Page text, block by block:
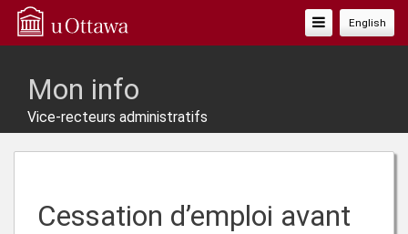
English
Basculer
La
Mon info
Vice-recteurs administratifs
Cessation d’emploi avant